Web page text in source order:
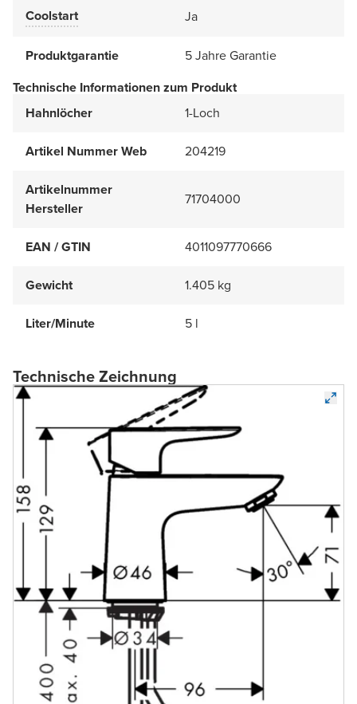
Coolstart Ja
Produktgarantie
5 Jahre Garantie
Technische Informationen zum Produkt
Hahnlöcher
1-Loch
Artikel Nummer Web 204219
Artikelnummer
Hersteller
71704000
EAN / GTIN 4011097770666
Gewicht 1.405 kg
Liter/Minute 5 l
Technische Zeichnung